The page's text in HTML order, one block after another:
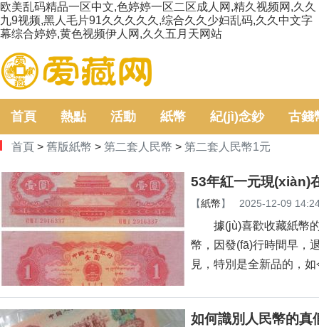
欧美乱码精品一区中文,色婷婷一区二区成人网,精久视频网,久久
九9视频,黑人毛片91久久久久久,综合久久少妇乱码,久久中文字
幕综合婷婷,黄色视频伊人网,久久五月天网站
首頁 熱點 活動 紙幣 紀(jì)念鈔 古錢
首頁 > 舊版紙幣 > 第二套人民幣 > 第二套人民幣1元
53年紅一元現(xiàn)
【紙幣】 2025-12-09
據(jù)喜歡收藏紙幣的
幣，因發(fā)行時間
見，特別是全新品的，
如何識別人民幣的真